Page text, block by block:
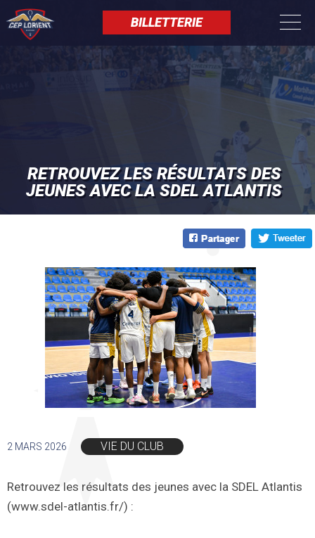
au
contenu
principal
BILLETTERIE
RETROUVEZ LES RÉSULTATS DES
JEUNES AVEC LA SDEL ATLANTIS
2 MARS 2026 VIE DU CLUB
Retrouvez les résultats des jeunes avec la SDEL Atlantis
(www.sdel-atlantis.fr/) :
Panneau de gestion des cookies